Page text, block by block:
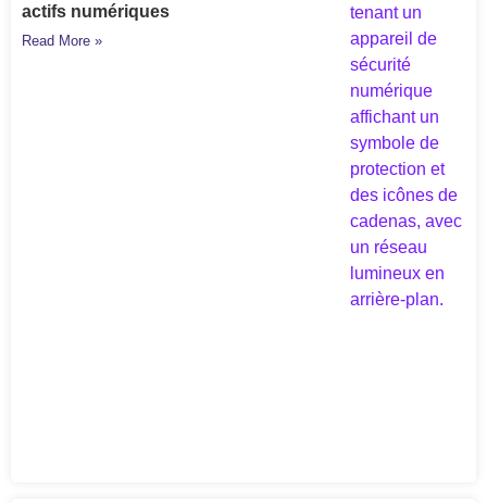
actifs numériques
Read More »